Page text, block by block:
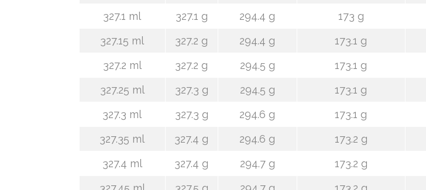
327.1 ml
327.1 g 294.4 g 173 g
327.15 ml
327.2 g 294.4 g 173.1 g
327.2 ml
327.2 g 294.5 g 173.1 g
327.25 ml
327.3 g 294.5 g 173.1 g
327.3 ml
327.3 g 294.6 g 173.1 g
327.35 ml
327.4 g 294.6 g 173.2 g
327.4 ml
327.4 g 294.7 g 173.2 g